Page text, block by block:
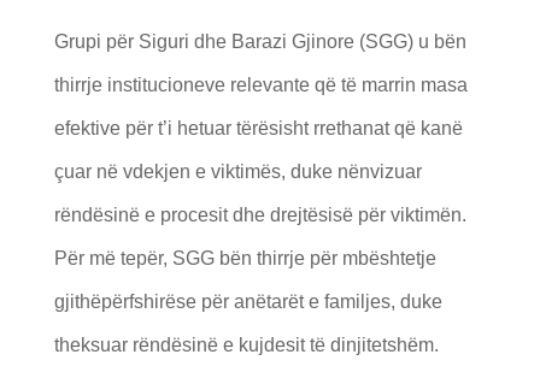
Grupi për Siguri dhe Barazi Gjinore (SGG) u bën
thirrje institucioneve relevante që të marrin masa
efektive për t’i hetuar tërësisht rrethanat që kanë
çuar në vdekjen e viktimës, duke nënvizuar
rëndësinë e procesit dhe drejtësisë për viktimën.
Për më tepër, SGG bën thirrje për mbështetje
gjithëpërfshirëse për anëtarët e familjes, duke
theksuar rëndësinë e kujdesit të dinjitetshëm.